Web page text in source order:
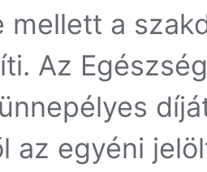
mellett a
Az
az egyéni